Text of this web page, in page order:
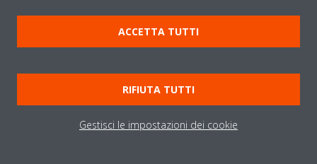
Cookies Policy
Policy sulla protezione dei dati
Regolamenti
Informativa Legale
ACCETTA TUTTI
RIFIUTA TUTTI
Gestisci le impostazioni dei cookie